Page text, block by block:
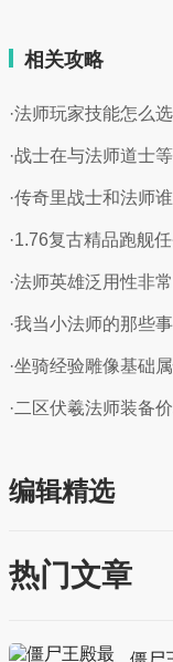
相关攻略
·法师玩家技能怎么
·战士在与法师道士
·传奇里战士和法师
·1.76复古精品跑舰
·法师英雄泛用性非
·我当小法师的那些
·坐骑经验雕像基础
·二区伏羲法师装备
编辑精选
热门文章